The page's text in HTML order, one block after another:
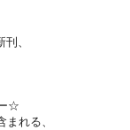
、
☆
れる、